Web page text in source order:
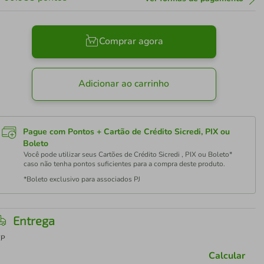
Comprar agora
Adicionar ao carrinho
Pague com Pontos + Cartão de Crédito Sicredi, PIX ou
Boleto
Você pode utilizar seus Cartões de Crédito Sicredi , PIX ou Boleto*
caso não tenha pontos suficientes para a compra deste produto.
*Boleto exclusivo para associados PJ
Entrega
Calcular